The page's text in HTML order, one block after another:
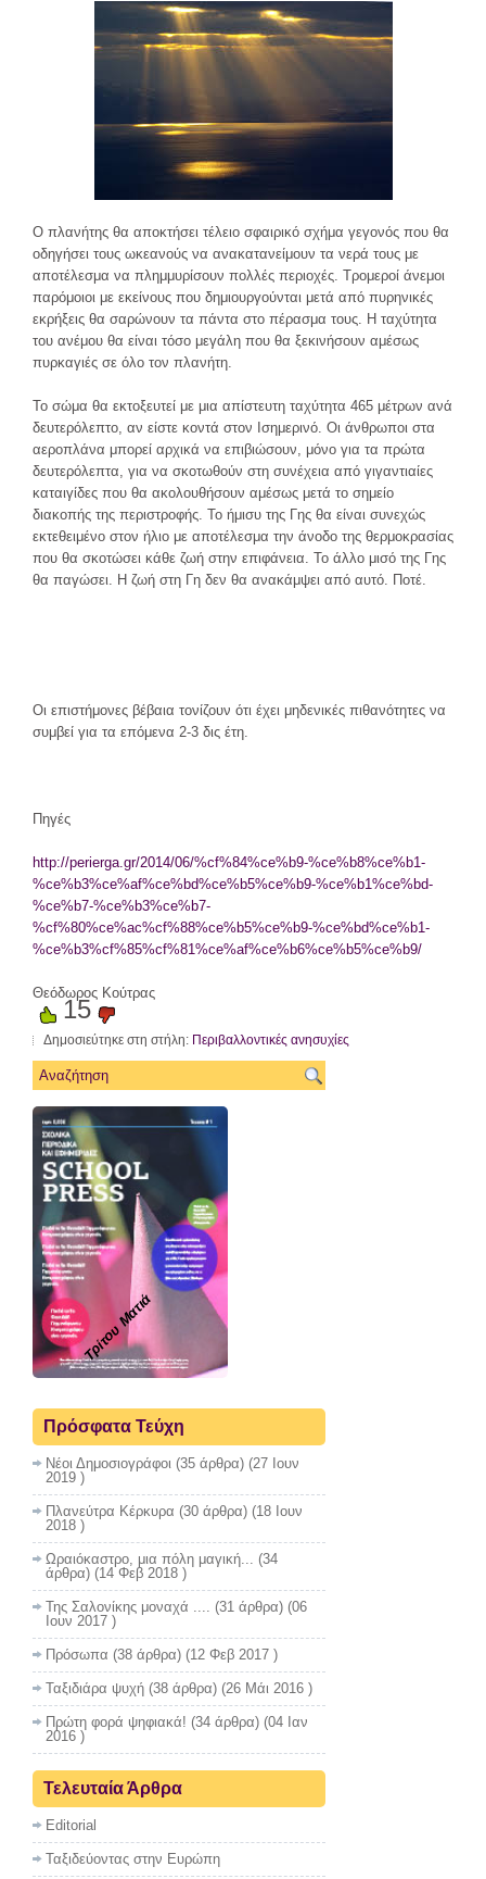
Ο πλανήτης θα αποκτήσει τέλειο σφαιρικό σχήμα γεγονός που θα
οδηγήσει τους ωκεανούς να ανακατανείμουν τα νερά τους με
αποτέλεσμα να πλημμυρίσουν πολλές περιοχές. Τρομεροί άνεμοι
παρόμοιοι με εκείνους που δημιουργούνται μετά από πυρηνικές
εκρήξεις θα σαρώνουν τα πάντα στο πέρασμα τους. Η ταχύτητα
του ανέμου θα είναι τόσο μεγάλη που θα ξεκινήσουν αμέσως
πυρκαγιές σε όλο τον πλανήτη.
Το σώμα θα εκτοξευτεί με μια απίστευτη ταχύτητα 465 μέτρων ανά
δευτερόλεπτο, αν είστε κοντά στον Ισημερινό. Οι άνθρωποι στα
αεροπλάνα μπορεί αρχικά να επιβιώσουν, μόνο για τα πρώτα
δευτερόλεπτα, για να σκοτωθούν στη συνέχεια από γιγαντιαίες
καταιγίδες που θα ακολουθήσουν αμέσως μετά το σημείο
διακοπής της περιστροφής. Το ήμισυ της Γης θα είναι συνεχώς
εκτεθειμένο στον ήλιο με αποτέλεσμα την άνοδο της θερμοκρασίας
που θα σκοτώσει κάθε ζωή στην επιφάνεια. Το άλλο μισό της Γης
θα παγώσει. Η ζωή στη Γη δεν θα ανακάμψει από αυτό. Ποτέ.
Οι επιστήμονες βέβαια τονίζουν ότι έχει μηδενικές πιθανότητες να
συμβεί για τα επόμενα 2-3 δις έτη.
Πηγές
http://perierga.gr/2014/06/%cf%84%ce%b9-%ce%b8%ce%b1-
%ce%b3%ce%af%ce%bd%ce%b5%ce%b9-%ce%b1%ce%bd-
%ce%b7-%ce%b3%ce%b7-
%cf%80%ce%ac%cf%88%ce%b5%ce%b9-%ce%bd%ce%b1-
%ce%b3%cf%85%cf%81%ce%af%ce%b6%ce%b5%ce%b9/
Θεόδωρος Κούτρας
15
Δημοσιεύτηκε στη στήλη: Περιβαλλοντικές ανησυχίες
Τρίτου Ματιά
Πρόσφατα Τεύχη
Νέοι Δημοσιογράφοι (35 άρθρα) (27 Ιουν
2019 )
Πλανεύτρα Κέρκυρα (30 άρθρα) (18 Ιουν
2018 )
Ωραιόκαστρο, μια πόλη μαγική... (34
άρθρα) (14 Φεβ 2018 )
Της Σαλονίκης μοναχά .... (31 άρθρα) (06
Ιουν 2017 )
Πρόσωπα (38 άρθρα) (12 Φεβ 2017 )
Ταξιδιάρα ψυχή (38 άρθρα) (26 Μάι 2016 )
Πρώτη φορά ψηφιακά! (34 άρθρα) (04 Ιαν
2016 )
Τελευταία Άρθρα
Editorial
Ταξιδεύοντας στην Ευρώπη